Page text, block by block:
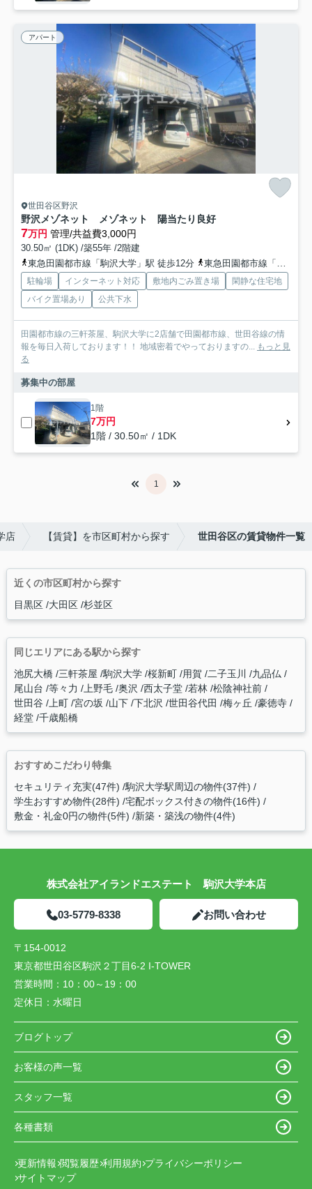
アパート
世田谷区野沢
野沢メゾネット メゾネット 陽当たり良好
7万円 管理/共益費3,000円
30.50㎡ (1DK) /築55年 /2階建
東急田園都市線「駒沢大学」駅 徒歩12分
東急田園都市線「三軒茶屋」駅 徒歩20分
駐輪場 インターネット対応 敷地内ごみ置き場
閑静な住宅地
バイク置場あり
公共下水
田園都市線の三軒茶屋、駒沢大学に2店舗で田園都市線、世田谷線の情
報を毎日入荷しております！！ 地域密着でやっておりますの... もっと見
る
募集中の部屋
1階
7万円
1階 / 30.50㎡ / 1DK
1
店 【賃貸】を市区町村から探す 世田谷区の賃貸物件一覧
近くの市区町村から探す
目黒区 大田区 杉並区
同じエリアにある駅から探す
池尻大橋 三軒茶屋 駒沢大学 桜新町 用賀 二子玉川
九品仏
尾山台 等々力 上野毛 奥沢 西太子堂 若林 松陰神社前
世田谷 上町 宮の坂 山下 下北沢 世田谷代田 梅ヶ丘 豪徳寺
経堂 千歳船橋
おすすめこだわり特集
セキュリティ充実(47件) 駒沢大学駅周辺の物件(37件)
学生おすすめ物件(28件) 宅配ボックス付きの物件(16件)
敷金・礼金0円の物件(5件) 新築・築浅の物件(4件)
株式会社アイランドエステート 駒沢大学本店
03-5779-8338 お問い合わせ
〒154-0012
東京都世田谷区駒沢２丁目6-2 I-TOWER
営業時間： 10：00～19：00
定休日： 水曜日
ブログトップ
お客様の声一覧
スタッフ一覧
各種書類
更新情報 閲覧履歴 利用規約 プライバシーポリシー
サイトマップ